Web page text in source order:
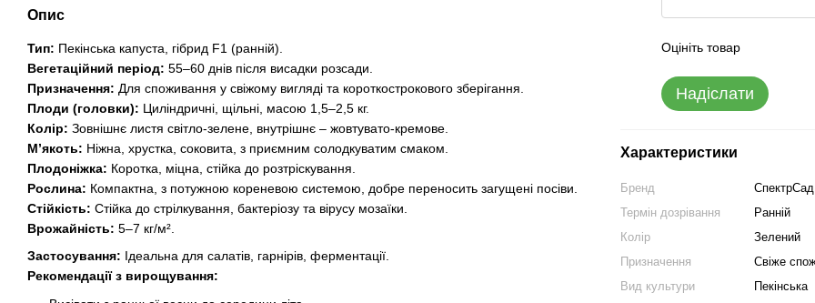
Опис
Тип: Пекінська капуста, гібрид F1 (ранній).
Вегетаційний період: 55–60 днів після висадки розсади.
Призначення: Для споживання у свіжому вигляді та короткострокового зберігання.
Плоди (головки): Циліндричні, щільні, масою 1,5–2,5 кг.
Колір: Зовнішнє листя світло-зелене, внутрішнє – жовтувато-кремове.
М’якоть: Ніжна, хрустка, соковита, з приємним солодкуватим смаком.
Плодоніжка: Коротка, міцна, стійка до розтріскування.
Рослина: Компактна, з потужною кореневою системою, добре переносить загущені посіви.
Стійкість: Стійка до стрілкування, бактеріозу та вірусу мозаїки.
Врожайність: 5–7 кг/м².
Застосування: Ідеальна для салатів, гарнірів, ферментації.
Рекомендації з вирощування:
Оцініть товар
Надіслати
Характеристики
Бренд
СпектрСад
Термін дозрівання
Ранній
Колір
Зелений
Призначення
Свіже
Вид культури
Пекінська